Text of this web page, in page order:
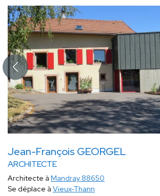
Jean-François GEORGEL
ARCHITECTE
Architecte à Mandray 88650
Se déplace à Vieux-Thann